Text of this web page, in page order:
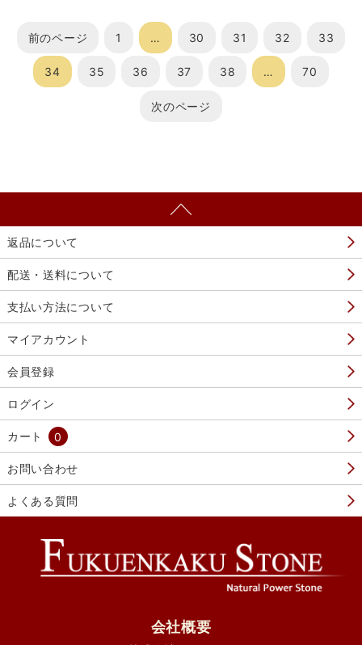
前のページ 1 … 30 31 32 33
34 35 36 37 38 … 70
次のページ
返品について
配送・送料について
支払い方法について
マイアカウント
会員登録
ログイン
カート 0
お問い合わせ
よくある質問
会社概要